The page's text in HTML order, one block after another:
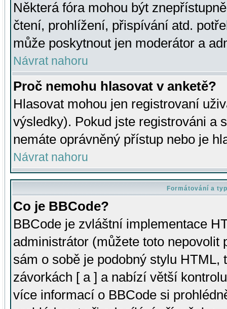
Některá fóra mohou být
čtení, prohlížení, přispívání atd.
může poskytnout jen moderátor a
Návrat nahoru
Proč nemohu hlasovat v anketě?
Hlasovat mohou jen registrovaní
výsledky). Pokud jste registrováni a
nemáte oprávněný přístup nebo je
Návrat nahoru
Formátování a
Co je BBCode?
BBCode je zvláštní implementace
administrátor (můžete toto
sám o sobě je podobný stylu HTML,
závorkách [ a ] a nabízí větší
více informací o BBCode si